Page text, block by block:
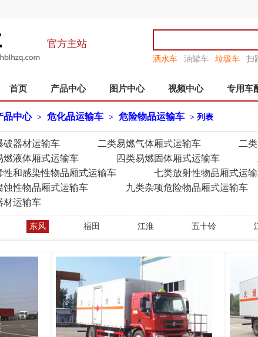
官方主站
洒水车 油罐车 垃圾车 扫
首页 产品中心 图片中心 视频中心 专用车
品中心 > 危化品运输车 > 危险物品运输车 > 列表
破器材运输车 二类易燃气体厢式运输车
二
燃液体厢式运输车
四类易燃固体厢式运输车
性和感染性物品厢式运输车
七类放射性物品厢式运
蚀性物品厢式运输车
九类杂项危险物品厢式运输车
材运输车
东风 福田 江淮 五十铃